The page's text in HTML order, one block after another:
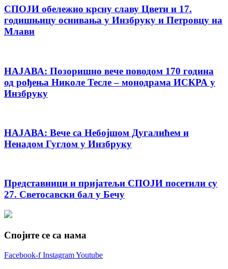
СПОЈИ обележио крсну славу Цвети и 17.
годишњицу оснивања у Инзбруку и Петровцу на
Млави
НАЈАВА: Позоришно вече поводом 170 година
од рођења Николе Тесле – монодрама ИСКРА у
Инзбруку
НАЈАВА: Вече са Небојшом Дугалићем и
Ненадом Гуглом у Инзбруку
Представници и пријатељи СПОЈИ посетили су
27. Светосавски бал у Бечу
Спојите се са нама
Facebook-f InstagramYoutube